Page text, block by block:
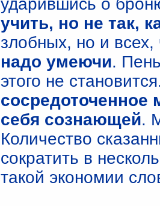
ударившись о
учить, но не так,
злобных, но и всех,
надо умеючи.
этого не
сосредоточенное
себя сознающей.
Количество
сократить в
такой экономии